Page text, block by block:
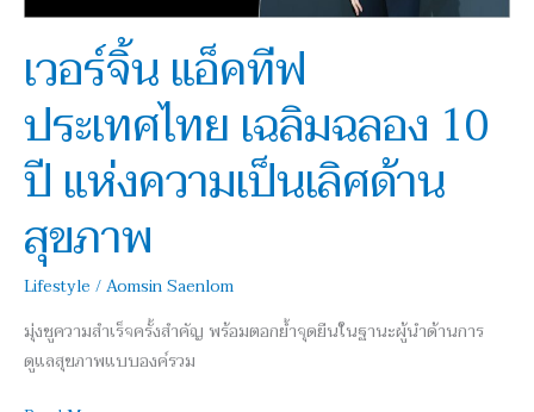
เวอร์จิ้น แอ็คทีฟ
ประเทศไทย เฉลิมฉลอง 10
ปี แห่งความเป็นเลิศด้าน
สุขภาพ
Lifestyle /Aomsin Saenlom
มุ่งชูความสำเร็จครั้งสำคัญ พร้อมตอกย้ำจุดยืนในฐานะผู้นำด้านการ
ดูแลสุขภาพแบบองค์รวม
แห่ง
เป็น
เลิศ
ด้าน
สุขภาพ